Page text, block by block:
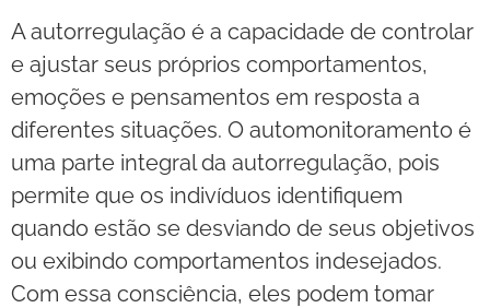
A autorregulação é a capacidade de controlar
e ajustar seus próprios comportamentos,
emoções e pensamentos em resposta a
diferentes situações. O automonitoramento é
uma parte integral da autorregulação, pois
permite que os indivíduos identifiquem
quando estão se desviando de seus objetivos
ou exibindo comportamentos indesejados.
Com essa consciência, eles podem tomar